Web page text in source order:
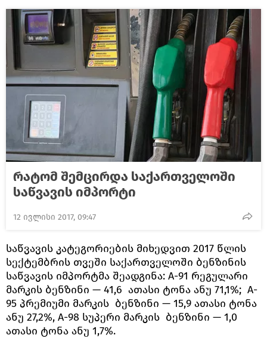
რატომ შემცირდა საქართველოში
საწვავის იმპორტი
12 ივლისი 2017, 09:47
საწვავის კატეგორიების მიხედვით 2017 წლის
სექტემბრის თვეში საქართველოში ბენზინის
საწვავის იმპორტმა შეადგინა: A-91 რეგულარი
მარკის ბენზინი — 41,6 ათასი ტონა ანუ 71,1%; A-
95 პრემიუმი მარკის ბენზინი — 15,9 ათასი ტონა
ანუ 27,2%, A-98 სუპერი მარკის ბენზინი — 1,0
ათასი ტონა ანუ 1,7%.